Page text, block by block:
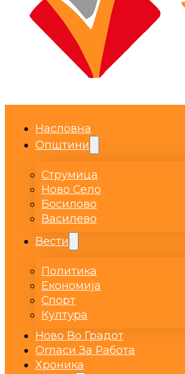
Насловна
Општини
Струмица
Ново Село
Босилово
Василево
Вести
Политика
Економија
Спорт
Култура
Ново Во Градот
Огласи За Работа
Хроника